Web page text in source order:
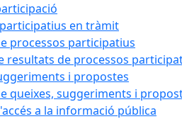
en tràmit
processos participatius
resultats de processos
i propostes
queixes, suggeriments i
a la informació pública